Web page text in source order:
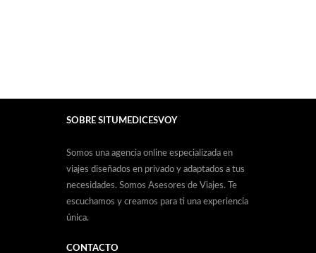
SOBRE SITUMEDICESVOY
Somos una agencia online especializada en
viajes diseñados en privado y adaptados a tus
necesidades. Somos Asesores de Viajes. Te
escuchamos y creamos para ti una experiencia
única.
CONTACTO